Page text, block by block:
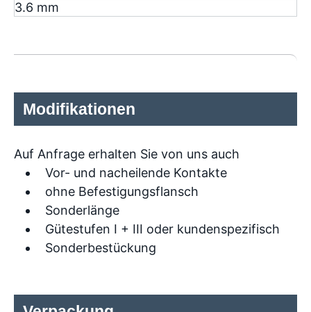
3.6 mm
Modifikationen
Auf Anfrage erhalten Sie von uns auch
Vor- und nacheilende Kontakte
ohne Befestigungsflansch
Sonderlänge
Gütestufen I + III oder kundenspezifisch
Sonderbestückung